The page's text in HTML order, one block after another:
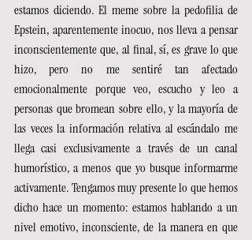
estamos diciendo. El meme sobre la pedofilia de
Epstein, aparentemente inocuo, nos lleva a pensar
inconscientemente que, al final, sí, es grave lo que
hizo, pero no me sentiré tan afectado
emocionalmente porque veo, escucho y leo a
personas que bromean sobre ello, y la mayoría de
las veces la información relativa al escándalo me
llega casi exclusivamente a través de un canal
humorístico, a menos que yo busque informarme
activamente. Tengamos muy presente lo que hemos
dicho hace un momento: estamos hablando a un
nivel emotivo, inconsciente, de la manera en que